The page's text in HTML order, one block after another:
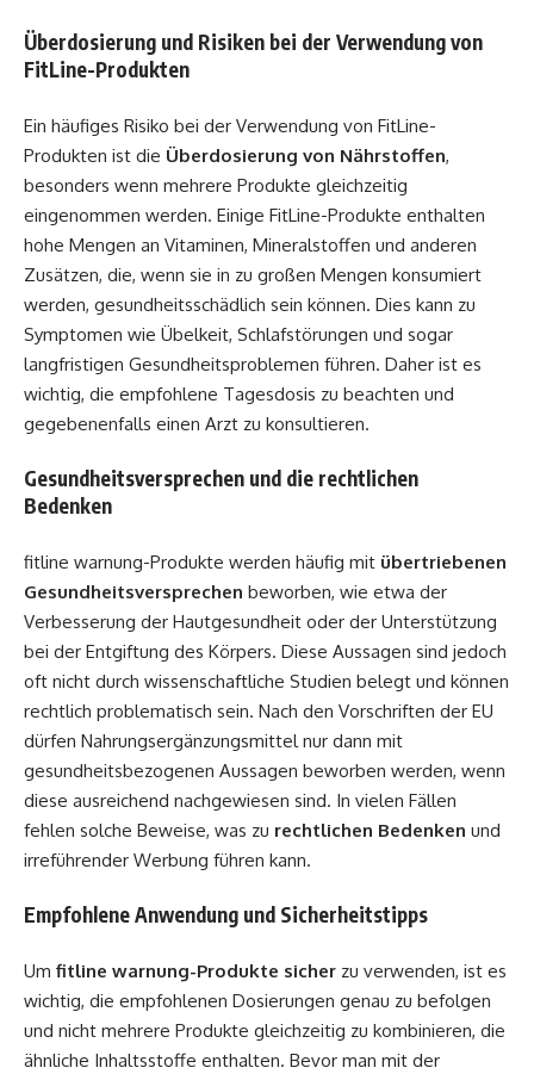
Überdosierung und Risiken bei der Verwendung von
FitLine-Produkten
Ein häufiges Risiko bei der Verwendung von FitLine-
Produkten ist die Überdosierung von Nährstoffen,
besonders wenn mehrere Produkte gleichzeitig
eingenommen werden. Einige FitLine-Produkte enthalten
hohe Mengen an Vitaminen, Mineralstoffen und anderen
Zusätzen, die, wenn sie in zu großen Mengen konsumiert
werden, gesundheitsschädlich sein können. Dies kann zu
Symptomen wie Übelkeit, Schlafstörungen und sogar
langfristigen Gesundheitsproblemen führen. Daher ist es
wichtig, die empfohlene Tagesdosis zu beachten und
gegebenenfalls einen Arzt zu konsultieren.
Gesundheitsversprechen und die rechtlichen
Bedenken
fitline warnung-Produkte werden häufig mit übertriebenen
Gesundheitsversprechen beworben, wie etwa der
Verbesserung der Hautgesundheit oder der Unterstützung
bei der Entgiftung des Körpers. Diese Aussagen sind jedoch
oft nicht durch wissenschaftliche Studien belegt und können
rechtlich problematisch sein. Nach den Vorschriften der EU
dürfen Nahrungsergänzungsmittel nur dann mit
gesundheitsbezogenen Aussagen beworben werden, wenn
diese ausreichend nachgewiesen sind. In vielen Fällen
fehlen solche Beweise, was zu rechtlichen Bedenken und
irreführender Werbung führen kann.
Empfohlene Anwendung und Sicherheitstipps
Um fitline warnung-Produkte sicher zu verwenden, ist es
wichtig, die empfohlenen Dosierungen genau zu befolgen
und nicht mehrere Produkte gleichzeitig zu kombinieren, die
ähnliche Inhaltsstoffe enthalten. Bevor man mit der